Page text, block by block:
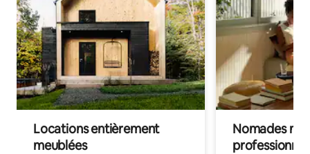
Locations entièrement
meublées
Nomades